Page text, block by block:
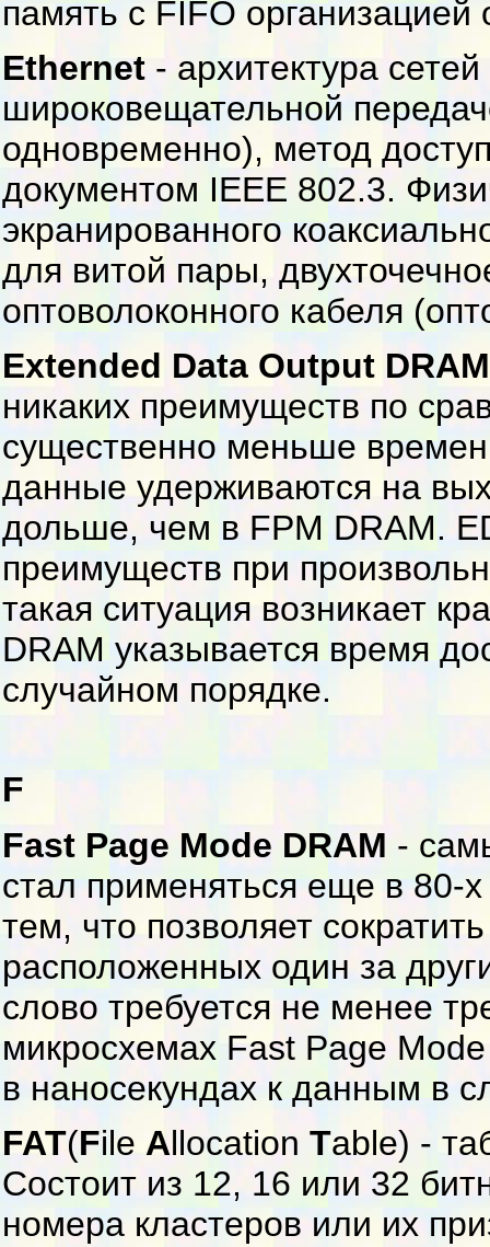
память с FIFO
Ethernet - архитектура
широковещательной
одновременно), метод
документом IEEE 802.3.
экранированного
для витой пары,
оптоволоконного кабеля
Extended Data Output DRAM
никаких преимуществ по
существенно меньше
данные удерживаются на
дольше, чем в FPM DRAM.
преимуществ при
такая ситуация возникает
DRAM указывается время
случайном порядке.
F
Fast Page Mode DRAM -
стал применяться еще в 80-
тем, что позволяет
расположенных один за
слово требуется не менее
микросхемах Fast Page
в наносекундах к данным в
FAT(File Allocation Table) -
Состоит из 12, 16 или 32
номера кластеров или их